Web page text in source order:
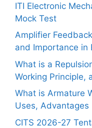
ITI Electronic
Mock Test
Amplifier
and Importance in
What is a
Working Principle,
What is Armature
Uses, Advantages
CITS 2026-27